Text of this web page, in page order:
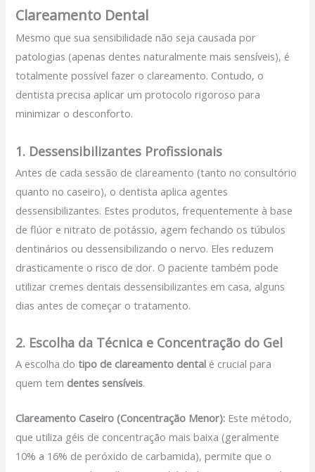
Clareamento Dental
Mesmo que sua sensibilidade não seja causada por
patologias (apenas dentes naturalmente mais sensíveis), é
totalmente possível fazer o clareamento. Contudo, o
dentista precisa aplicar um protocolo rigoroso para
minimizar o desconforto.
1. Dessensibilizantes Profissionais
Antes de cada sessão de clareamento (tanto no consultório
quanto no caseiro), o dentista aplica agentes
dessensibilizantes. Estes produtos, frequentemente à base
de flúor e nitrato de potássio, agem fechando os túbulos
dentinários ou dessensibilizando o nervo. Eles reduzem
drasticamente o risco de dor. O paciente também pode
utilizar cremes dentais dessensibilizantes em casa, alguns
dias antes de começar o tratamento.
2. Escolha da Técnica e Concentração do Gel
A escolha dotipo de clareamento dental é crucial para
quem tem dentes sensíveis.
Clareamento Caseiro (Concentração Menor): Este método,
que utiliza géis de concentração mais baixa (geralmente
10% a 16% de peróxido de carbamida), permite que o